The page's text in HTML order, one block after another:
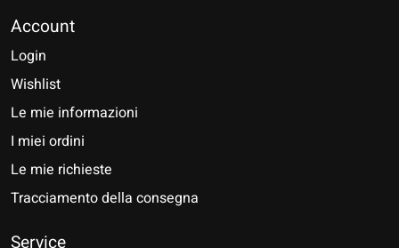
Account
Login
Wishlist
Le mie informazioni
I miei ordini
Le mie richieste
Tracciamento della consegna
Service